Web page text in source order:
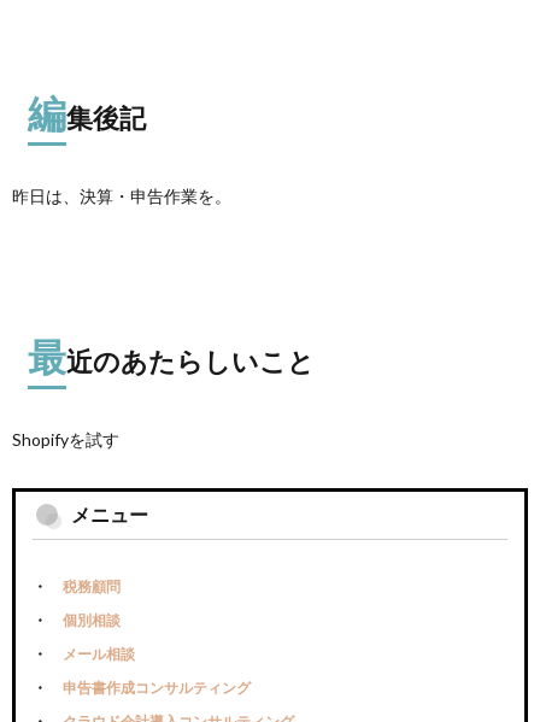
編集後記
昨日は、決算・申告作業を。
最近のあたらしいこと
Shopifyを試す
メニュー
税務顧問
個別相談
メール相談
申告書作成コンサルティング